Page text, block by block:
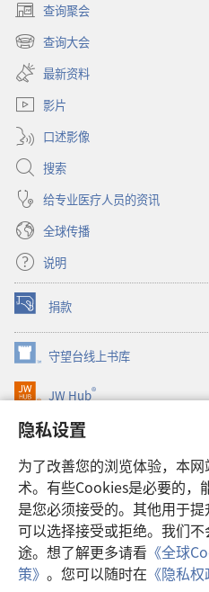
隐私设置
为了改善您的浏览体验，本
术。有些Cookies是必要的，
是您必须接受的。其他用于
可以选择接受或拒绝。我们
途。想了解更多请看 《全球
策》 。您可以随时在 《隐私权
查询聚会
（打
开
新
窗
口）
查询大会
（打
开
新
窗
最新资料
影片
口述影像
搜索
给专业医疗人员的资讯
全球传播
说明
捐款
（打
开
新
窗
口）
守望台线上书库
（打
开
新
口）
JW Hub®
（打
开
新
口）
JW Library®
Watchtower Library
Copyright© 2026 Watch Tower Bible
使用条款|隐私